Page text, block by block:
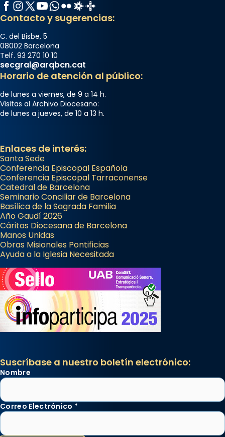
Facebook
Instagram
X / Twitter
YouTube
WhatsApp
FlickrRadio Estel
Catalunya Cristiana
Contacto y sugerencias:
C. del Bisbe, 5
08002 Barcelona
Telf. 93 270 10 10
secgral@arqbcn.cat
Horario de atención al público:
de lunes a viernes, de 9 a 14 h.
Visitas al Archivo Diocesano:
de lunes a jueves, de 10 a 13 h.
Enlaces de interés:
Santa Sede
Conferencia Episcopal Española
Conferencia Episcopal Tarraconense
Catedral de Barcelona
Seminario Conciliar de Barcelona
Basílica de la Sagrada Familia
Año Gaudí 2026
Cáritas Diocesana de Barcelona
Manos Unidas
Obras Misionales Pontificias
Ayuda a la Iglesia Necesitada
Suscríbase a nuestro boletín electrónico:
Nombre
Correo Electrónico *